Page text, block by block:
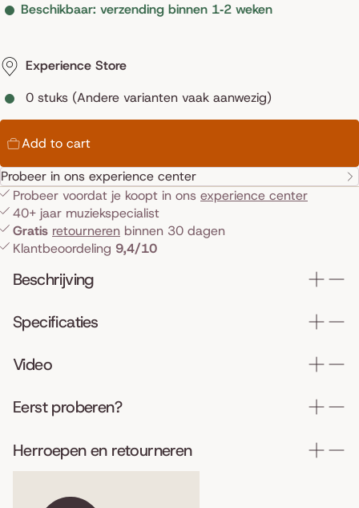
Beschikbaar: verzending binnen 1‑2 weken
Experience Store
0 stuks (Andere varianten vaak aanwezig)
Add to cart
Probeer in ons experience center
Probeer voordat je koopt in ons experience center
40+ jaar muziekspecialist
Gratis retourneren binnen 30 dagen
Klantbeoordeling 9,4/10
Beschrijving
Specificaties
Video
Eerst proberen?
Herroepen en retourneren